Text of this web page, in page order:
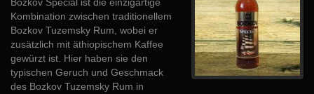
Kombination zwischen traditionellem
Bozkov Tuzemsky Rum, wobei er
zusätzlich mit äthiopischem Kaffee
gewürzt ist. Hier haben sie den
typischen Geruch und Geschmack
des Bozkov Tuzemsky Rum in